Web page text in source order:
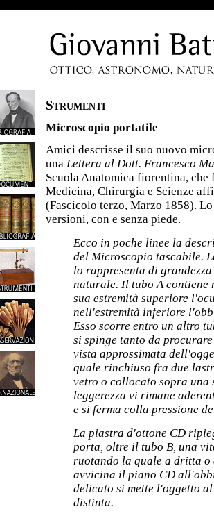
Strumenti
Microscopio portatile
Amici descrisse il suo nuovo
una Lettera al Dott. Francesco
Scuola Anatomica fiorentina,
Medicina, Chirurgia e Scienze
(Fascicolo terzo, Marzo 1858).
versioni, con e senza piede.
Ecco in poche linee la
del Microscopio tascabile.
lo rappresenta di grandezza
naturale. Il tubo A contiene
sua estremità superiore
nell'estremità inferiore
Esso scorre entro un altro
si spinge tanto da
vista approssimata
quale rinchiuso fra due
vetro o collocato sopra una
leggerezza vi rimane
e si ferma colla pressione
La piastra d'ottone CD
porta, oltre il tubo B, una
ruotando la quale a dritta
avvicina il piano CD
delicato si mette l'oggetto
distinta.